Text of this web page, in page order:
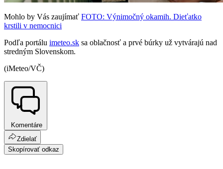
Mohlo by Vás zaujímať FOTO: Výnimočný okamih. Dieťatko
krstili v nemocnici
Podľa portálu imeteo.sk sa oblačnosť a prvé búrky už vytvárajú nad
stredným Slovenskom.
(iMeteo/VČ)
Komentáre
Zdielať
Skopírovať odkaz